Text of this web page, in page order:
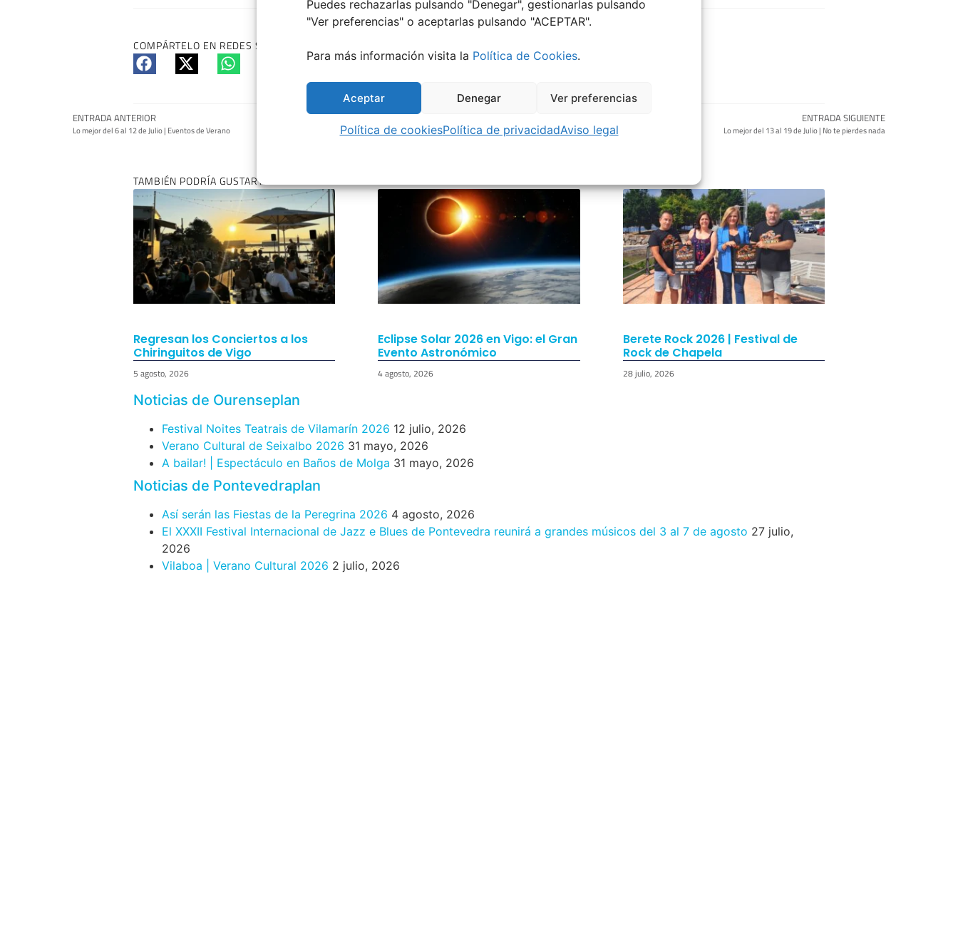
Puedes rechazarlas pulsando "Denegar", gestionarlas pulsando
"Ver preferencias" o aceptarlas pulsando "ACEPTAR".
Para más información visita la Política de Cookies.
Aceptar Denegar Ver preferencias
Política de cookiesPolítica de privacidadAviso legal
COMPÁRTELO EN REDES SI TE HA GUSTADO:
ENTRADA ANTERIOR
Lo mejor del 6 al 12 de Julio | Eventos de Verano
ENTRADA SIGUIENTE
Lo mejor del 13 al 19 de Julio | No te pierdes nada
TAMBIÉN PODRÍA GUSTARTE:
Regresan los Conciertos a los
Chiringuitos de Vigo
5 agosto, 2026
Eclipse Solar 2026 en Vigo: el Gran
Evento Astronómico
4 agosto, 2026
Berete Rock 2026 | Festival de
Rock de Chapela
28 julio, 2026
Noticias de Ourenseplan
Festival Noites Teatrais de Vilamarín 2026 12 julio, 2026
Verano Cultural de Seixalbo 2026 31 mayo, 2026
A bailar! | Espectáculo en Baños de Molga 31 mayo, 2026
Noticias de Pontevedraplan
Así serán las Fiestas de la Peregrina 2026 4 agosto, 2026
El XXXII Festival Internacional de Jazz e Blues de Pontevedra reunirá a grandes músicos del 3 al 7 de agosto 27 julio,
2026
Vilaboa | Verano Cultural 2026 2 julio, 2026